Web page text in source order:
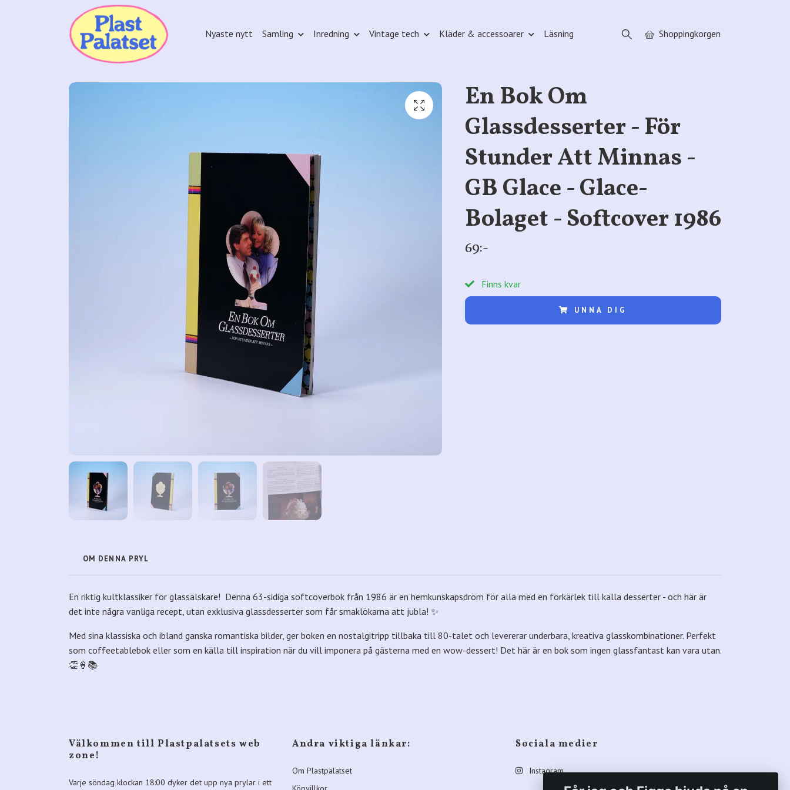
Nyaste nytt Samling Inredning Vintage tech Kläder & accessoarer Läsning Shoppingkorgen
En Bok Om
Glassdesserter - För
Stunder Att Minnas -
GB Glace - Glace-
Bolaget - Softcover 1986
69:-
Finns kvar
UNNA DIG
OM DENNA PRYL
En riktig kultklassiker för glassälskare! Denna 63-sidiga softcoverbok från 1986 är en hemkunskapsdröm för alla med en förkärlek till kalla desserter - och här är
det inte några vanliga recept, utan exklusiva glassdesserter som får smaklökarna att jubla! ✨
Med sina klassiska och ibland ganska romantiska bilder, ger boken en nostalgitripp tillbaka till 80-talet och levererar underbara, kreativa glasskombinationer. Perfekt
som coffeetablebok eller som en källa till inspiration när du vill imponera på gästerna med en wow-dessert! Det här är en bok som ingen glassfantast kan vara utan.
👏🍦📚
Välkommen till Plastpalatsets web
zone!
Varje söndag klockan 18:00 dyker det upp nya prylar i ett
Andra viktiga länkar:
Om Plastpalatset
Sociala medier
Instagram